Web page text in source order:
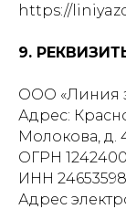
https://
9.
ООО «Линия
Адрес:
Молокова, д.
ОГРН
ИНН
Адрес